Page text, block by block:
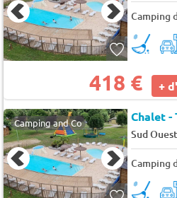
Camping
418 € +
Camping and Co Chalet -
Sud Ouest
Camping